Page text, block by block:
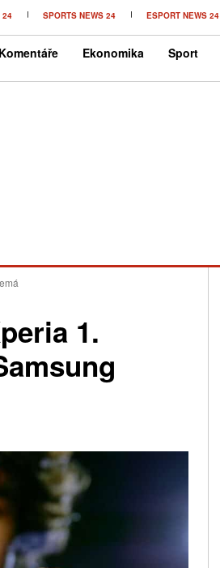
24 SPORTS NEWS 24 ESPORT NEWS 24
Komentáře Ekonomika Sport
1.